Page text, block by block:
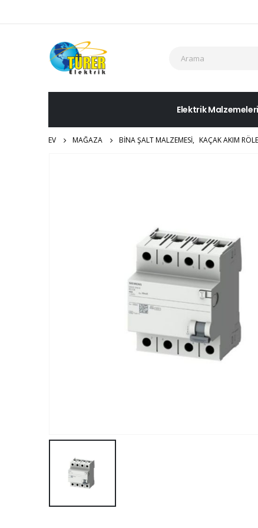
Elektrik
EV MAĞAZA BINA ŞALT MALZEMESI, KAÇAK AKIM